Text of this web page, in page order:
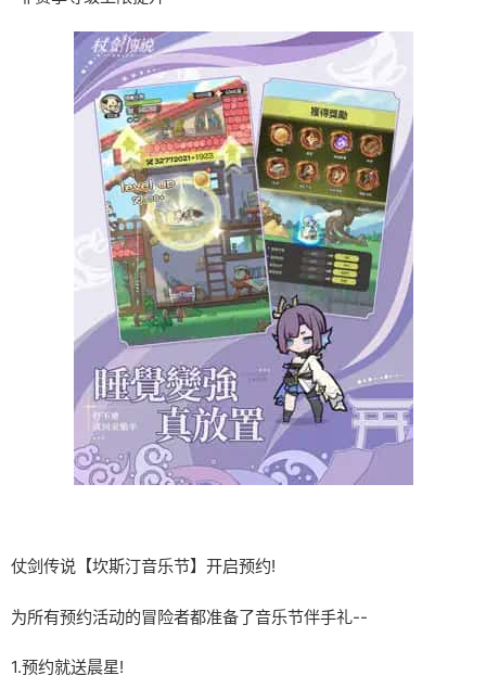
仗剑传说【坎斯汀音乐节】开启预约!
为所有预约活动的冒险者都准备了音乐节伴手礼--
1.预约就送晨星!